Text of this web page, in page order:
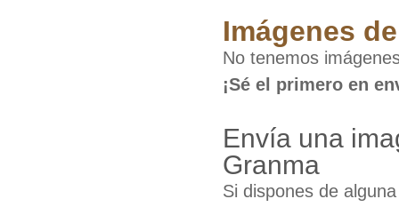
Imágenes
No tenemos
¡Sé el primero en
Envía una
Granma
Si dispones de